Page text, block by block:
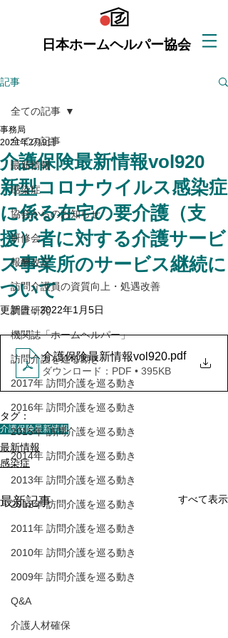
日本ホームヘルパー協会
記事
全ての記事
最新情報
感染症
協会からのお知らせ
研修会
報酬改定
訪問介護員の資質向上・処遇改善
調査研究
機関誌「ホームヘルパー」
訪問介護を巡る動き
2017年 訪問介護を巡る動き
2016年 訪問介護を巡る動き
2015年 訪問介護を巡る動き
2014年 訪問介護を巡る動き
2013年 訪問介護を巡る動き
2012年 訪問介護を巡る動き
2011年 訪問介護を巡る動き
2010年 訪問介護を巡る動き
2009年 訪問介護を巡る動き
Q&A
介護人材確保
全ての記事
介護保険最新情報vol920
新型コロナウイルス感染症
に係る在宅の要介護（支
援）者に対する介護サービ
ス事業所のサービス継続に
ついて
事務局
2021年2月9日
更新日：2022年1月5日
介護保険最新情報vol920.pdf
ダウンロード：PDF • 395KB
タグ：
介護保険最新情報
最新情報
感染症
最新記事 すべて表示